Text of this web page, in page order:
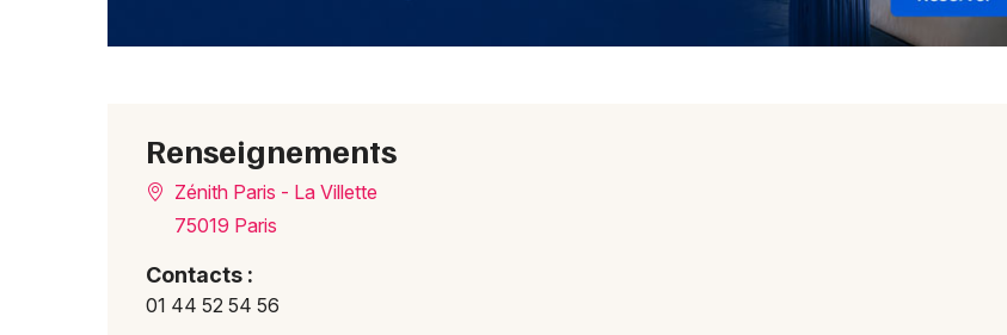
Renseignements
Zénith Paris - La Villette
75019 Paris
Contacts :
01 44 52 54 56